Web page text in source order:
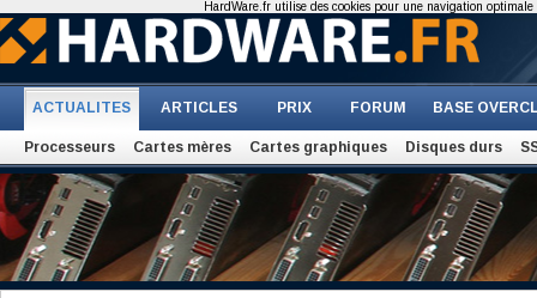
ACTUALITES ARTICLES PRIX FORUM BASE
Processeurs Cartes mères Cartes graphiques Disques durs
HardWare.fr utilise des cookies pour une navigation